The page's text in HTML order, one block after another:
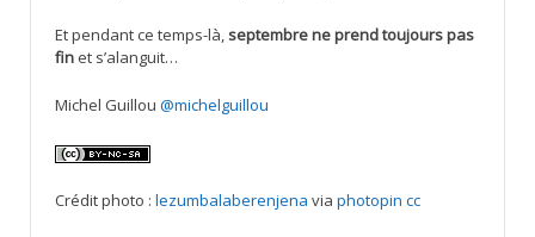
Et pendant ce temps-là,septembre ne prend toujours pas
fin et s’alanguit…
Michel Guillou @michelguillou
Crédit photo : lezumbalaberenjena via photopin cc